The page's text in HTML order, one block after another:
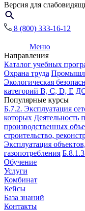
Версия для
8 (800) 333-16-12
Меню
Направления
Каталог учебных
Охрана труда
Экологическая
категорий B, C, D, E
Популярные курсы
Б.7.2. Эксплуатация
которых Деятельность
производственных
строительство,
Эксплуатация
газопотребления
Обучение
Услуги
Комбинат
Кейсы
База знаний
Контакты